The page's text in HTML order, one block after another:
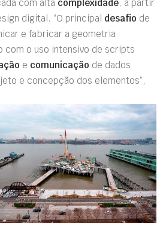
a com alta complexidade, a partir
digital. “O principal desafio de
e fabricar a geometria
com o uso intensivo de scripts
e comunicação de dados
e concepção dos elementos”,